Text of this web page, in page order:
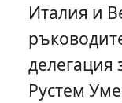
Италия и
делегация
Рустем